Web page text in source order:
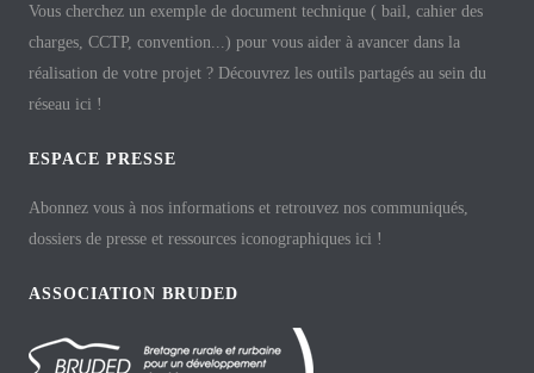
Vous cherchez un exemple de document technique ( bail, cahier des
charges, CCTP, convention...) pour vous aider à avancer dans la
réalisation de votre projet ? Découvrez les outils partagés au sein du
réseau ici !
ESPACE PRESSE
Abonnez vous à nos informations et retrouvez nos communiqués,
dossiers de presse et ressources iconographiques ici !
ASSOCIATION BRUDED